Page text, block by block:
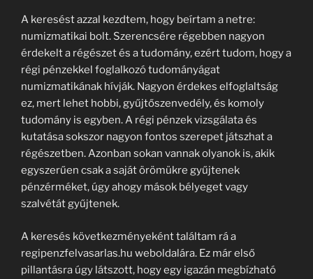
A keresést azzal kezdtem, hogy beírtam a netre:
numizmatikai bolt. Szerencsére régebben nagyon
érdekelt a régészet és a tudomány, ezért tudom, hogy a
régi pénzekkel foglalkozó tudományágat
numizmatikának hívják. Nagyon érdekes elfoglaltság
ez, mert lehet hobbi, gyűjtőszenvedély, és komoly
tudomány is egyben. A régi pénzek vizsgálata és
kutatása sokszor nagyon fontos szerepet játszhat a
régészetben. Azonban sokan vannak olyanok is, akik
egyszerűen csak a saját örömükre gyűjtenek
pénzérméket, úgy ahogy mások bélyeget vagy
szalvétát gyűjtenek.
A keresés következményeként találtam rá a
regipenzfelvasarlas.hu weboldalára. Ez már első
pillantásra úgy látszott, hogy egy igazán megbízható